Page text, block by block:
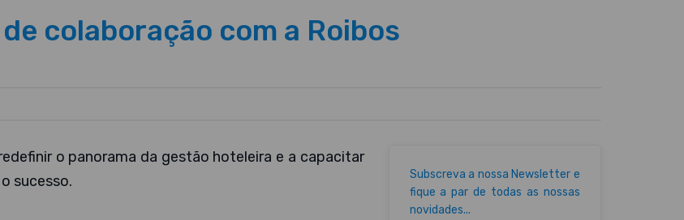
colaboração com a Roibos
o panorama da gestão hoteleira e a capacitar
sucesso.
Subscreva a nossa Newsletter e
fique a par de todas as nossas
novidades...